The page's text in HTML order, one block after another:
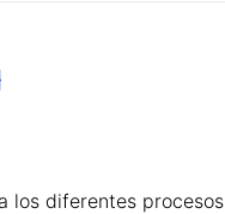
los diferentes procesos